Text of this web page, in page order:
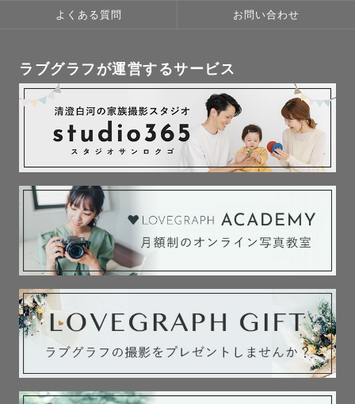
の間の休息に、そしてご褒美に。
この時しか残せない1枚を　ぜひ、撮らせてください。
✏︎Lovegraph認定アートニューボーンカメラマン
✏︎外部ワークショップ認定アートニューボーンカメラマン
＊ラブグラフのアートニューボーンフォトプランでは、
撮影時間が2時間となるのでその中で完了できるよう アー
トカットを2ポーズまでとしています
（3ポーズ以上をご希望の場合は時間延長プランにてご対応
させていただきます）
＊ラブグラフのアートニューボーンフォトプランは、ナチ
ュラルカットを含むお届けとなります
気になることは公式LINEより気軽にお尋ねください
◆マタニティフォト🤰
よくある質問 お問い合わせ
ラブグラフが運営するサービス